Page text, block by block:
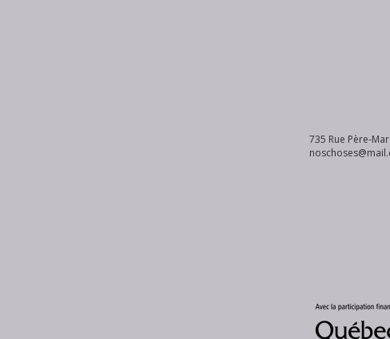
735 Rue Père-